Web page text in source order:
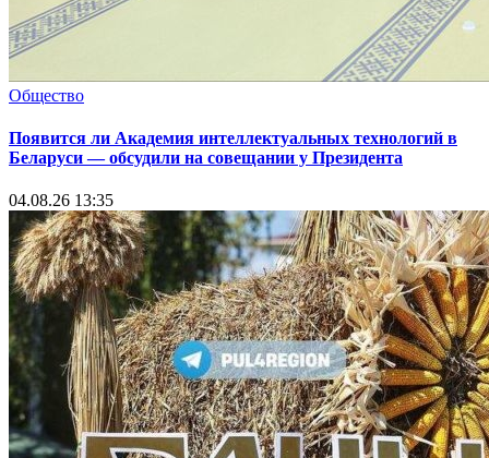
Общество
Появится ли Академия интеллектуальных технологий в
Беларуси — обсудили на совещании у Президента
04.08.26 13:35